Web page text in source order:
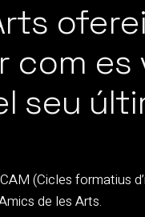
es
seu
(Cicles formatius
de les Arts.